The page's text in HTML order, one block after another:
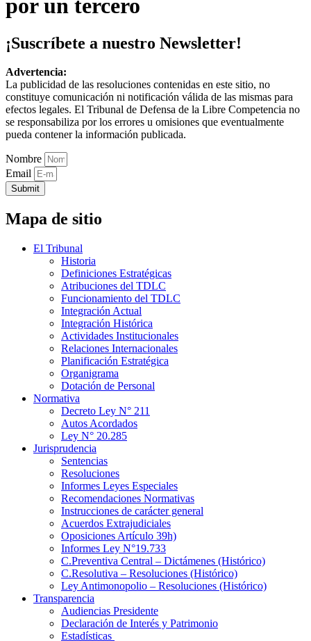
por un tercero
¡Suscríbete a nuestro Newsletter!
Advertencia:
La publicidad de las resoluciones contenidas en este sitio, no
constituye comunicación ni notificación válida de las mismas para
efectos legales. El Tribunal de Defensa de la Libre Competencia no
se responsabiliza por los errores u omisiones que eventualmente
pueda contener la información publicada.
Nombre
Email
Submit
Mapa de sitio
El Tribunal
Historia
Definiciones Estratégicas
Atribuciones del TDLC
Funcionamiento del TDLC
Integración Actual
Integración Histórica
Actividades Institucionales
Relaciones Internacionales
Planificación Estratégica
Organigrama
Dotación de Personal
Normativa
Decreto Ley N° 211
Autos Acordados
Ley N° 20.285
Jurisprudencia
Sentencias
Resoluciones
Informes Leyes Especiales
Recomendaciones Normativas
Instrucciones de carácter general
Acuerdos Extrajudiciales
Oposiciones Artículo 39h)
Informes Ley N°19.733
C.Preventiva Central – Dictámenes (Histórico)
C.Resolutiva – Resoluciones (Histórico)
Ley Antimonopolio – Resoluciones (Histórico)
Transparencia
Audiencias Presidente
Declaración de Interés y Patrimonio
Estadísticas